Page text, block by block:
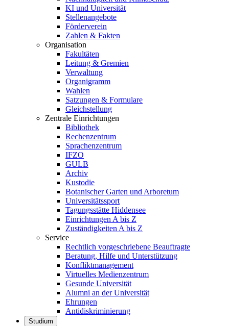
KI und Universität
Stellenangebote
Förderverein
Zahlen & Fakten
Organisation
Fakultäten
Leitung & Gremien
Verwaltung
Organigramm
Wahlen
Satzungen & Formulare
Gleichstellung
Zentrale Einrichtungen
Bibliothek
Rechenzentrum
Sprachenzentrum
IFZO
GULB
Archiv
Kustodie
Botanischer Garten und Arboretum
Universitätssport
Tagungsstätte Hiddensee
Einrichtungen A bis Z
Zuständigkeiten A bis Z
Service
Rechtlich vorgeschriebene Beauftragte
Beratung, Hilfe und Unterstützung
Konfliktmanagement
Virtuelles Medienzentrum
Gesunde Universität
Alumni an der Universität
Ehrungen
Antidiskriminierung
Studium